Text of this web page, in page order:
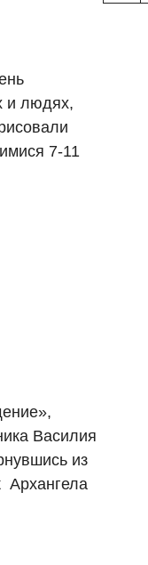
и людях,
7-11
Василия
из
Архангела